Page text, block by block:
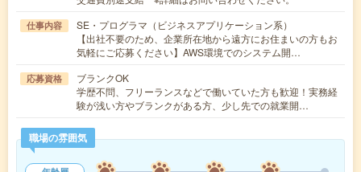
仕事内容
SE・プログラマ（ビジネスアプリケーション系）
【出社不要のため、企業所在地から遠方にお住まいの方もお
気軽にご応募ください】AWS環境でのシステム開…
応募資格
ブランクOK
学歴不問、フリーランスなどで働いていた方も歓迎！実務経
験が浅い方やブランクがある方、少し先での就業開…
職場の雰囲気